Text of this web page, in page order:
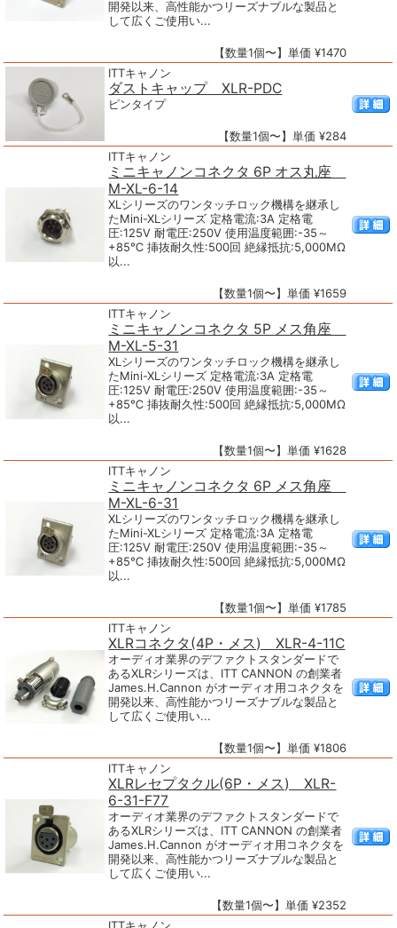
開発以来、高性能かつリーズナブルな製品と
して広くご使用い...
【数量1個〜】単価 ¥1470
ITTキャノン
ダストキャップ XLR-PDC
ピンタイプ
【数量1個〜】単価 ¥284
ITTキャノン
ミニキャノンコネクタ 6P オス丸座
M-XL-6-14
XLシリーズのワンタッチロック機構を継承し
たMini-XLシリーズ 定格電流:3A 定格電
圧:125V 耐電圧:250V 使用温度範囲:-35～
+85℃ 挿抜耐久性:500回 絶縁抵抗:5,000MΩ
以...
【数量1個〜】単価 ¥1659
ITTキャノン
ミニキャノンコネクタ 5P メス角座
M-XL-5-31
XLシリーズのワンタッチロック機構を継承し
たMini-XLシリーズ 定格電流:3A 定格電
圧:125V 耐電圧:250V 使用温度範囲:-35～
+85℃ 挿抜耐久性:500回 絶縁抵抗:5,000MΩ
以...
【数量1個〜】単価 ¥1628
ITTキャノン
ミニキャノンコネクタ 6P メス角座
M-XL-6-31
XLシリーズのワンタッチロック機構を継承し
たMini-XLシリーズ 定格電流:3A 定格電
圧:125V 耐電圧:250V 使用温度範囲:-35～
+85℃ 挿抜耐久性:500回 絶縁抵抗:5,000MΩ
以...
【数量1個〜】単価 ¥1785
ITTキャノン
XLRコネクタ(4P・メス) XLR-4-11C
オーディオ業界のデファクトスタンダードで
あるXLRシリーズは、ITT CANNON の創業者
James.H.Cannon がオーディオ用コネクタを
開発以来、高性能かつリーズナブルな製品と
して広くご使用い...
【数量1個〜】単価 ¥1806
ITTキャノン
XLRレセプタクル(6P・メス) XLR-
6-31-F77
オーディオ業界のデファクトスタンダードで
あるXLRシリーズは、ITT CANNON の創業者
James.H.Cannon がオーディオ用コネクタを
開発以来、高性能かつリーズナブルな製品と
して広くご使用い...
【数量1個〜】単価 ¥2352